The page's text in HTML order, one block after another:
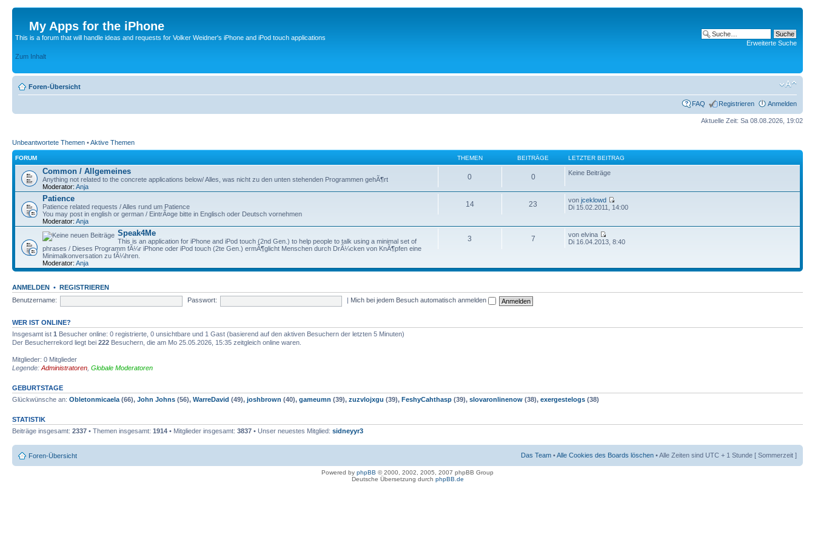
My Apps for the iPhone
This is a forum that will handle ideas and requests for Volker Weidner's iPhone and iPod touch applications
Zum Inhalt
Erweiterte Suche
Foren-Übersicht
FAQ Registrieren Anmelden
Aktuelle Zeit: Sa 08.08.2026, 19:02
Unbeantwortete Themen •Aktive Themen
FORUM THEMEN BEITRÄGE LETZTER BEITRAG
Common / Allgemeines
Anything not related to the concrete applications below/ Alles, was nicht zu den unten stehenden Programmen gehÃ¶rt
Moderator: Anja
0 0 Keine Beiträge
Patience
Patience related requests / Alles rund um Patience
You may post in english or german / EintrÃ¤ge bitte in Englisch oder Deutsch vornehmen
Moderator: Anja
14 23 vonjceklowd
Di 15.02.2011, 14:00
Speak4Me
This is an application for iPhone and iPod touch (2nd Gen.) to help people to talk using a minimal set of
phrases / Dieses Programm fÃ¼r iPhone oder iPod touch (2te Gen.) ermÃ¶glicht Menschen durch DrÃ¼cken von KnÃ¶pfen eine
Minimalkonversation zu fÃ¼hren.
Moderator: Anja
3 7
von elvina
Di 16.04.2013, 8:40
ANMELDEN • REGISTRIEREN
Benutzername:
Passwort: Mich bei jedem Besuch automatisch anmelden
WER IST ONLINE?
Insgesamt ist 1 Besucher online: 0 registrierte, 0 unsichtbare und 1 Gast (basierend auf den aktiven Besuchern der letzten 5 Minuten)
Der Besucherrekord liegt bei 222 Besuchern, die am Mo 25.05.2026, 15:35 zeitgleich online waren.
Mitglieder: 0 Mitglieder
Legende: Administratoren Globale Moderatoren
GEBURTSTAGE
Glückwünsche an: Obletonmicaela (66), John Johns (56), WarreDavid (49), joshbrown (40), gameumn (39), zuzvlojxgu (39), FeshyCahthasp (39), slovaronlinenow (38), exergestelogs (38)
STATISTIK
Beiträge insgesamt: 2337 • Themen insgesamt: 1914 • Mitglieder insgesamt: 3837 • Unser neuestes Mitglied: sidneyyr3
Foren-Übersicht Das Team •Alle Cookies des Boards löschen • Alle Zeiten sind UTC + 1 Stunde [ Sommerzeit ]
Powered by phpBB © 2000, 2002, 2005, 2007 phpBB Group
Deutsche Übersetzung durch phpBB.de